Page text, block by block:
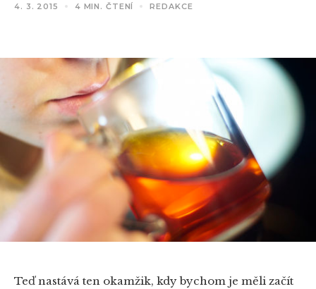
4. 3. 2015 4 MIN. ČTENÍ REDAKCE
Teď nastává ten okamžik, kdy bychom je měli začít